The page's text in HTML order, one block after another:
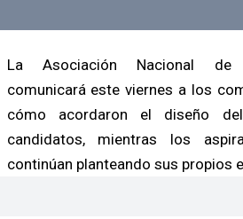
La Asociación Nacional de
comunicará este viernes a los
cómo acordaron el diseño
candidatos, mientras los
continúan planteando sus propios